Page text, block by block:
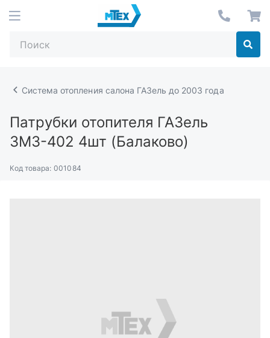
Система отопления салона ГАЗель до 2003 года
Патрубки отопителя ГАЗель
ЗМЗ-402 4шт (Балаково)
Код товара: 001084